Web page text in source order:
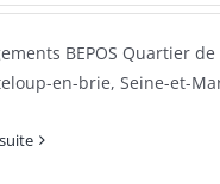
BEPOS Quartier
en-brie, Seine-et-